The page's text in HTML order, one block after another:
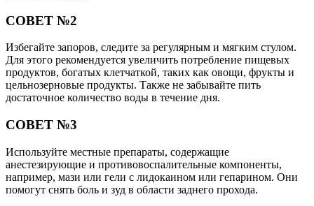
СОВЕТ №2
Избегайте запоров, следите за регулярным и мягким стулом.
Для этого рекомендуется увеличить потребление пищевых
продуктов, богатых клетчаткой, таких как овощи, фрукты и
цельнозерновые продукты. Также не забывайте пить
достаточное количество воды в течение дня.
СОВЕТ №3
Используйте местные препараты, содержащие
анестезирующие и противовоспалительные компоненты,
например, мази или гели с лидокаином или гепарином. Они
помогут снять боль и зуд в области заднего прохода.